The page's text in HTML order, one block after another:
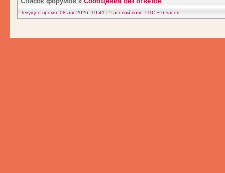
Текущее время: 08 авг 2026, 19:41 | Часовой пояс: UTC − 6 часов